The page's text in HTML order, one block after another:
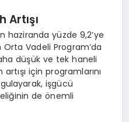
Artışı
haziranda yüzde 9,2’ye
Vadeli Program’da
düşük ve tek haneli
için programlarını
işgücü
de önemli